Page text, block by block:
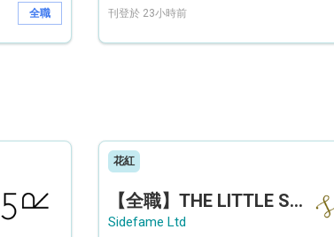
全職 刊登於 23小時前
花紅
【全職】THE LITTLE SHOP (利園分店) Sales Operation Assistant 銷售營運助理【永久保證佣金+新人獎金$3,000】
Sidefame Ltd